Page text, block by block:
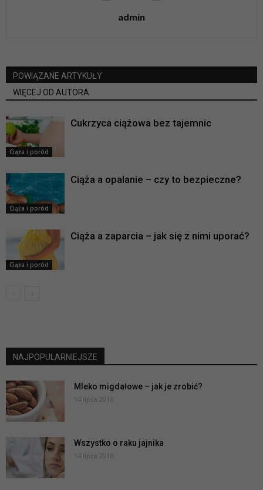
admin
POWIĄZANE ARTYKUŁY
WIĘCEJ OD AUTORA
Ciąża i poród
Cukrzyca ciążowa bez tajemnic
Ciąża i poród
Ciąża a opalanie – czy to bezpieczne?
Ciąża i poród
Ciąża a zaparcia – jak się z nimi uporać?
NAJPOPULARNIEJSZE
Mleko migdałowe – jak je zrobić?
14 lipca 2016
Wszystko o raku jajnika
14 lipca 2016